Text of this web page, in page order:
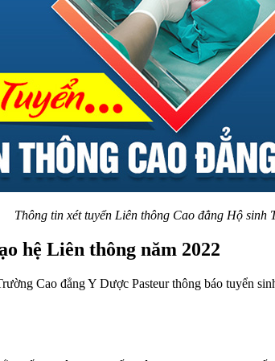
Thông tin xét tuyển Liên thông Cao đẳng Hộ sinh
hệ Liên thông năm 2022
Cao đẳng Y Dược Pasteur thông báo tuyển